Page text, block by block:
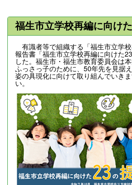
福生市立学校再編に向け
有識者等で組織する「福生市立学
報告書「福生市立学校再編に向けた
した。福生市・福生市教育委員会は
ふっさっ子のために、50年先を見据
姿の具現化に向けて取り組んでいき
い。